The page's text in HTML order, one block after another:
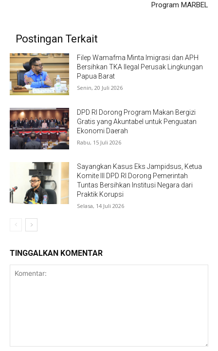
Program MARBEL
Postingan Terkait
Filep Wamafma Minta Imigrasi dan APH
Bersihkan TKA Ilegal Perusak Lingkungan
Papua Barat
Senin, 20 Juli 2026
DPD RI Dorong Program Makan Bergizi
Gratis yang Akuntabel untuk Penguatan
Ekonomi Daerah
Rabu, 15 Juli 2026
Sayangkan Kasus Eks Jampidsus, Ketua
Komite III DPD RI Dorong Pemerintah
Tuntas Bersihkan Institusi Negara dari
Praktik Korupsi
Selasa, 14 Juli 2026
TINGGALKAN KOMENTAR